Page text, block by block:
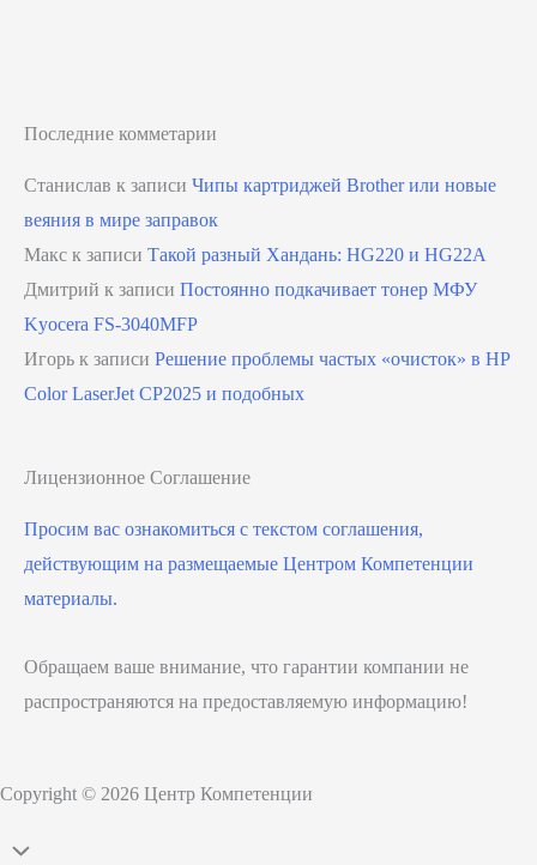
Последние комметарии
Станислав к записи Чипы картриджей Brother или новые
веяния в мире заправок
Макс к записи Такой разный Хандань: HG220 и HG22A
Дмитрий к записи Постоянно подкачивает тонер МФУ
Kyocera FS-3040MFP
Игорь к записи Решение проблемы частых «очисток» в HP
Color LaserJet CP2025 и подобных
Лицензионное Соглашение
Просим вас ознакомиться с текстом соглашения,
действующим на размещаемые Центром Компетенции
материалы.
Обращаем ваше внимание, что гарантии компании не
распространяются на предоставляемую информацию!
Copyright © 2026 Центр Компетенции
Прокрутить